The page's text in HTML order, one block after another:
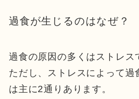
過食が生じるのはなぜ？
過食の原因の多くはストレス
ただし、ストレスによって過
は主に2通りあります。